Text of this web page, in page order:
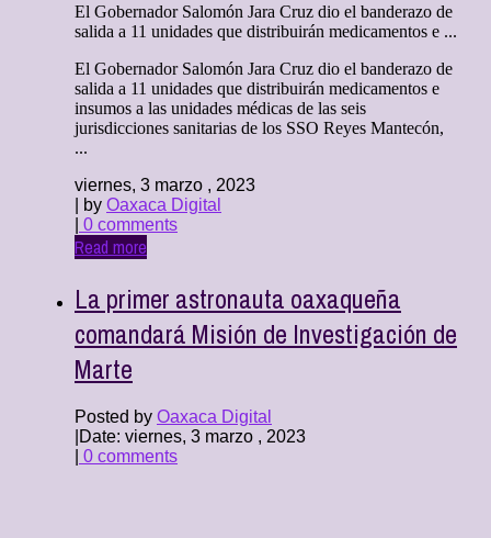
El Gobernador Salomón Jara Cruz dio el banderazo de
salida a 11 unidades que distribuirán medicamentos e ...
El Gobernador Salomón Jara Cruz dio el banderazo de
salida a 11 unidades que distribuirán medicamentos e
insumos a las unidades médicas de las seis
jurisdicciones sanitarias de los SSO Reyes Mantecón,
...
viernes, 3 marzo , 2023
| by Oaxaca Digital
0 comments
Read more
La primer astronauta oaxaqueña
comandará Misión de Investigación de
Marte
Posted by Oaxaca Digital
Date: viernes, 3 marzo , 2023
0 comments